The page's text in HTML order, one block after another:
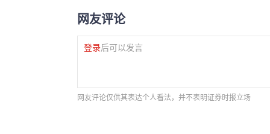
网友评论
登录后可以发言
网友评论仅供其表达个人看法，并不表明证券时报立场